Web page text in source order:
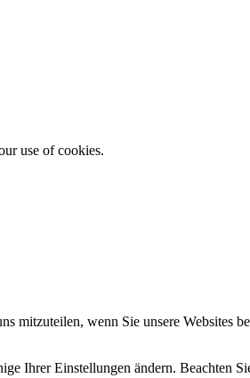
use of cookies.
wenn Sie unsere Websites
Ihrer Einstellungen ändern. Beachten